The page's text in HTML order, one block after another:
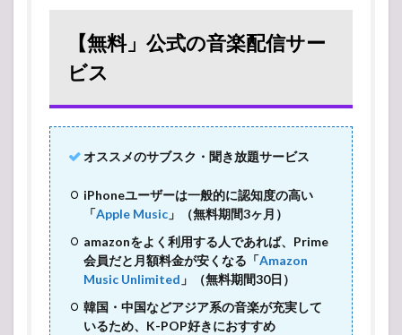
【無料」公式の音楽配信サー
ビス
オススメのサブスク・聞き放題サービス
iPhoneユーザーは一般的に認知度の高い
「Apple Music 」（無料期間3ヶ月）
amazonをよく利用する人であれば、Prime
会員だと月額料金が安くなる「Amazon
Music Unlimited 」（無料期間30日）
韓国・中国などアジア系の音楽が充実して
いるため、K-POP好きにおすすめ